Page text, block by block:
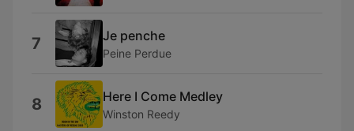
7 Je penche
Peine Perdue
8 Here I Come Medley
Winston Reedy